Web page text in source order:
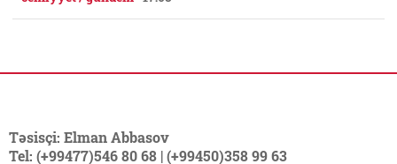
Təsisçi: Elman Abbasov
Tel: (+99477)546 80 68 | (+99450)358 99 63